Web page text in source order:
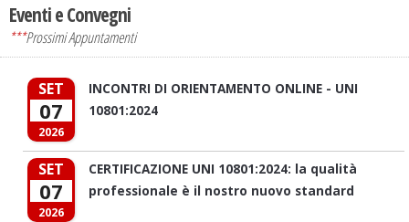
Eventi e Convegni
***Prossimi Appuntamenti
SET
07
2026
INCONTRI DI ORIENTAMENTO ONLINE - UNI
10801:2024
SET
07
2026
CERTIFICAZIONE UNI 10801:2024: la qualità
professionale è il nostro nuovo standard